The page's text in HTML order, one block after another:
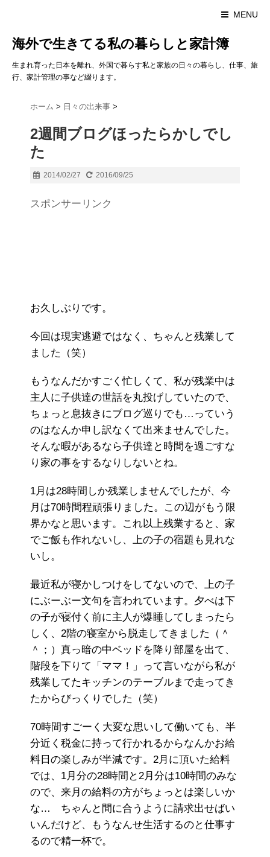
MENU
海外で生きてる私の暮らしと家計簿
生まれ育った日本を離れ、外国で暮らす私と家族の日々の暮らし、仕事、旅
行、家計管理の事など綴ります。
ホーム > 日々の出来事 >
2週間ブログほったらかしでし
た
2014/02/27 2016/09/25
スポンサーリンク
お久しぶりです。
今回は現実逃避ではなく、ちゃんと残業して
ました（笑）
もうなんだかすごく忙しくて、私が残業中は
主人に子供達の世話を丸投げしていたので、
ちょっと息抜きにブログ巡りでも…っていう
のはなんか申し訳なくて出来ませんでした。
そんな暇があるなら子供達と時間を過ごすな
り家の事をするなりしないとね。
1月は28時間しか残業しませんでしたが、今
月は70時間程頑張りました。この辺がもう限
界かなと思います。これ以上残業すると、家
でご飯も作れないし、上の子の宿題も見れな
いし。
最近私が寝かしつけをしてないので、上の子
にぶーぶー文句を言われています。夕べは下
の子が寝付く前に主人が爆睡してしまったら
しく、2階の寝室から脱走してきました（＾
＾；）真っ暗の中ベッドを降り部屋を出て、
階段を下りて「ママ！」って言いながら私が
残業してたキッチンのテーブルまで走ってき
たからびっくりでした（笑）
70時間すごーく大変な思いして働いても、半
分近く税金に持って行かれるからなんかお給
料日の楽しみが半減です。2月に頂いた給料
では、1月分の28時間と2月分は10時間のみな
ので、来月の給料の方がちょっとは楽しいか
な… ちゃんと間に合うように請求出せばい
いんだけど、もうなんせ生活するのと仕事す
るので精一杯で。